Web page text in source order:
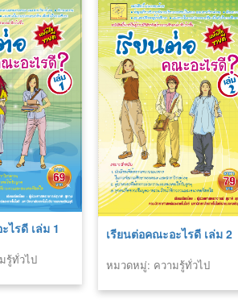
ไรดี เล่ม 1
รู้ทั่วไป
เรียนต่อคณะอะไรดี เล่ม 2
หมวดหมู่: ความรู้ทั่วไป